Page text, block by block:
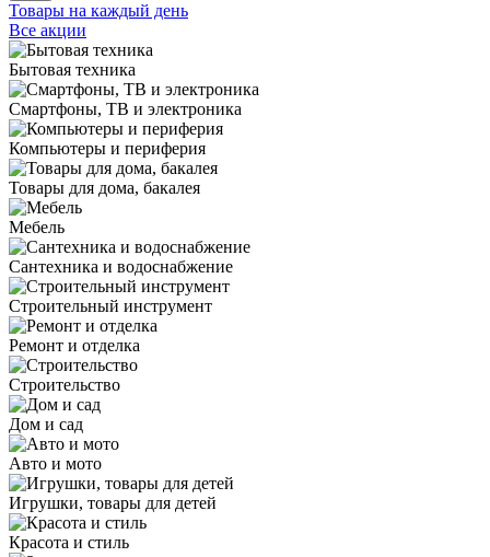
Товары на каждый день
Все акции
Бытовая техника
Смартфоны, ТВ и электроника
Компьютеры и периферия
Товары для дома, бакалея
Мебель
Сантехника и водоснабжение
Строительный инструмент
Ремонт и отделка
Строительство
Дом и сад
Авто и мото
Игрушки, товары для детей
Красота и стиль